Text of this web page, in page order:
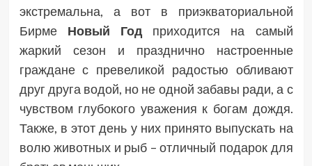
экстремальна, а вот в приэкваториальной
Бирме Новый Годприходится на самый
жаркий сезон и празднично настроенные
граждане с превеликой радостью обливают
друг друга водой, но не одной забавы ради, а с
чувством глубокого уважения к богам дождя.
Также, в этот день у них принято выпускать на
волю животных и рыб – отличный подарок для